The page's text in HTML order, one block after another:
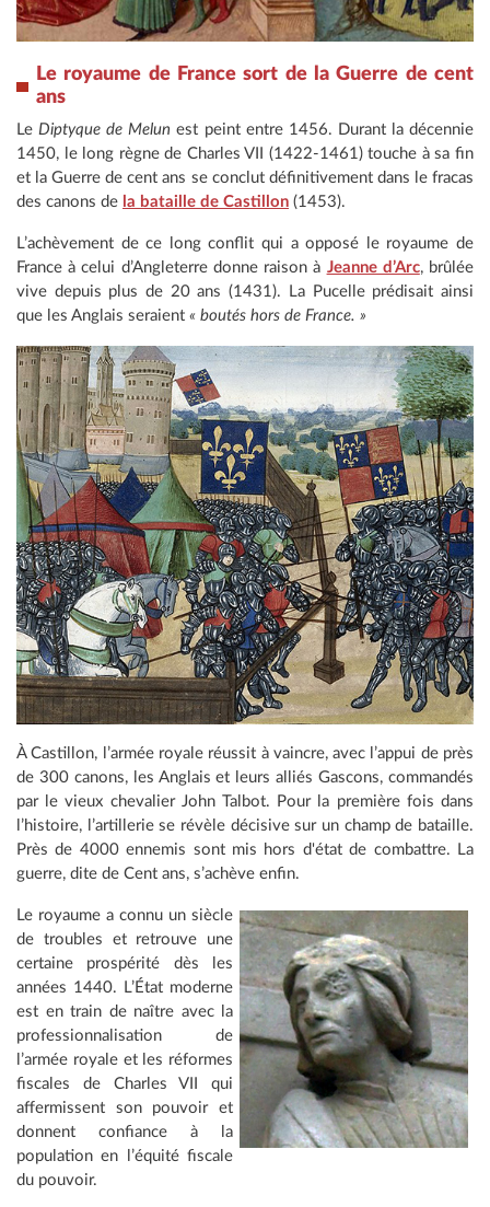
Le royaume de France sort de la Guerre de cent
ans
Le Diptyque de Melun est peint entre 1456. Durant la décennie
1450, le long règne de Charles VII (1422-1461) touche à sa fin
et la Guerre de cent ans se conclut définitivement dans le fracas
des canons de la bataille de Castillon (1453).
L’achèvement de ce long conflit qui a opposé le royaume de
France à celui d’Angleterre donne raison à Jeanne d’Arc, brûlée
vive depuis plus de 20 ans (1431). La Pucelle prédisait ainsi
que les Anglais seraient « boutés hors de France. »
À Castillon, l’armée royale réussit à vaincre, avec l’appui de près
de 300 canons, les Anglais et leurs alliés Gascons, commandés
par le vieux chevalier John Talbot. Pour la première fois dans
l’histoire, l’artillerie se révèle décisive sur un champ de bataille.
Près de 4000 ennemis sont mis hors d'état de combattre. La
guerre, dite de Cent ans, s’achève enfin.
Le royaume a connu un siècle
de troubles et retrouve une
certaine prospérité dès les
années 1440. L’État moderne
est en train de naître avec la
professionnalisation de
l’armée royale et les réformes
fiscales de Charles VII qui
affermissent son pouvoir et
donnent confiance à la
population en l’équité fiscale
du pouvoir.